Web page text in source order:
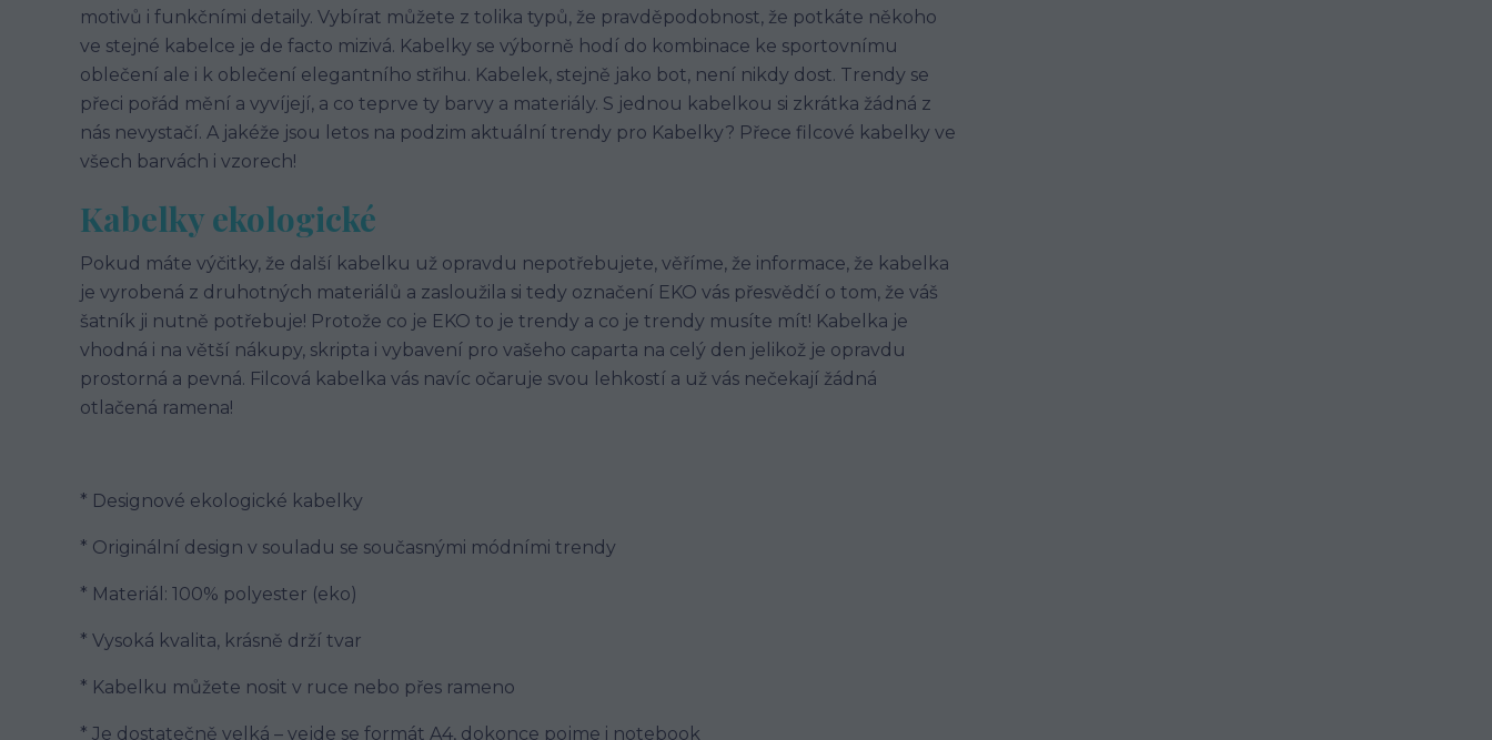
motivů i funkčními detaily. Vybírat můžete z tolika typů, že pravděpodobnost, že potkáte někoho
ve stejné kabelce je de facto mizivá. Kabelky se výborně hodí do kombinace ke sportovnímu
oblečení ale i k oblečení elegantního střihu. Kabelek, stejně jako bot, není nikdy dost. Trendy se
přeci pořád mění a vyvíjejí, a co teprve ty barvy a materiály. S jednou kabelkou si zkrátka žádná z
nás nevystačí. A jakéže jsou letos na podzim aktuální trendy pro Kabelky? Přece filcové kabelky ve
všech barvách i vzorech!
Kabelky ekologické
Pokud máte výčitky, že další kabelku už opravdu nepotřebujete, věříme, že informace, že kabelka
je vyrobená z druhotných materiálů a zasloužila si tedy označení EKO vás přesvědčí o tom, že váš
šatník ji nutně potřebuje! Protože co je EKO to je trendy a co je trendy musíte mít! Kabelka je
vhodná i na větší nákupy, skripta i vybavení pro vašeho caparta na celý den jelikož je opravdu
prostorná a pevná. Filcová kabelka vás navíc očaruje svou lehkostí a už vás nečekají žádná
otlačená ramena!
* Designové ekologické kabelky
* Originální design v souladu se současnými módními trendy
* Materiál: 100% polyester (eko)
* Vysoká kvalita, krásně drží tvar
* Kabelku můžete nosit v ruce nebo přes rameno
* Je dostatečně velká – vejde se formát A4, dokonce pojme i notebook